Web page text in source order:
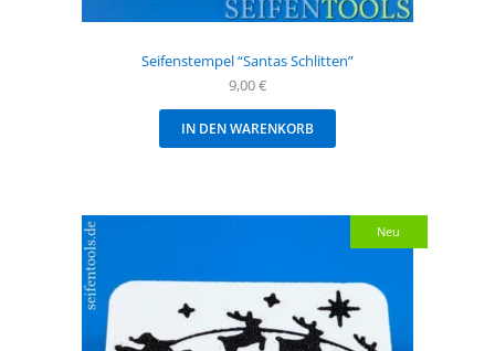
Seifenstempel “Santas Schlitten”
9,00€
IN DEN WARENKORB
Neu